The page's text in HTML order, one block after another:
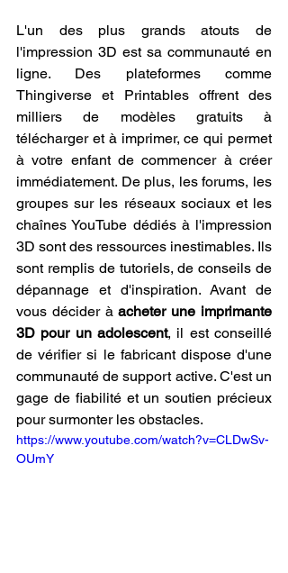
L'un des plus grands atouts de
l'impression 3D est sa communauté en
ligne. Des plateformes comme
Thingiverse et Printables offrent des
milliers de modèles gratuits à
télécharger et à imprimer, ce qui permet
à votre enfant de commencer à créer
immédiatement. De plus, les forums, les
groupes sur les réseaux sociaux et les
chaînes YouTube dédiés à l'impression
3D sont des ressources inestimables. Ils
sont remplis de tutoriels, de conseils de
dépannage et d'inspiration. Avant de
vous décider à acheter une imprimante
3D pour un adolescent, il est conseillé
de vérifier si le fabricant dispose d'une
communauté de support active. C'est un
gage de fiabilité et un soutien précieux
pour surmonter les obstacles.
https://www.youtube.com/watch?v=CLDwSv-
OUmY